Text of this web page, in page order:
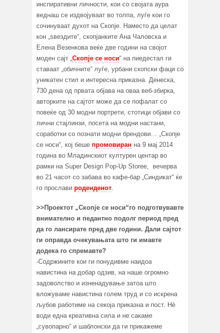
инспиративни личности, кои со својата аура
веднаш се издвојуваат во толпа, луѓе кои го
сочинуваат духот на Скопје. Наместо да целат
кон „ѕвездите“, скопјанките Ана Чаловска и
Елена Везенкова веќе две години на својот
моден сајт „Скопје се носи“ на пиедестал ги
ставаат „обичните“ луѓе, урбани скопски фаци со
уникатен стил и интересна приказна. Денеска,
730 дена од првата објава на оваа веб-збирка,
авторките на сајтот може да се пофалат со
повеќе од 30 модни портрети, стотици објави со
лични стајлинзи, посета на модни настани,
соработки со познати модни брендови… „Скопје
се носи“, кој беше промовиран на 9 мај 2014
година во Младинскиот културен центар во
рамки на Super Design Pop-Up Storeе, вечерва
во 21 часот со забава во кафе-бар „Синдикат“ ќе
го прослави роденденот.
>>Проектот „Скопје се носи“го подготвувавте
внимателно и педантно подолг период пред
да го лансирате пред две години. Дали сајтот
ги оправда очекувањата што ги имавте
додека го спремавте?
-Содржините кои ги понудивме наидоа
навистина на добар одзив, на наше огромно
задоволство и изненадување затоа што
вложуваме навистина голем труд и со искрена
љубов работиме на секоја приказна и пост. Нè
води една креативна сила и не сакаме
„сувопарно“ и шаблонски да ги прикажеме